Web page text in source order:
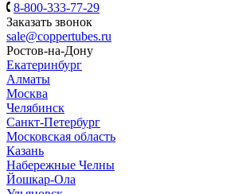
8-800-333-77-29
Заказать звонок
sale@coppertubes.ru
Ростов-на-Дону
Екатеринбург
Алматы
Москва
Челябинск
Санкт-Петербург
Московская область
Казань
Набережные Челны
Йошкар-Ола